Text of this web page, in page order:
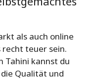
als auch online
teuer sein.
Tahini kannst du
Qualität und